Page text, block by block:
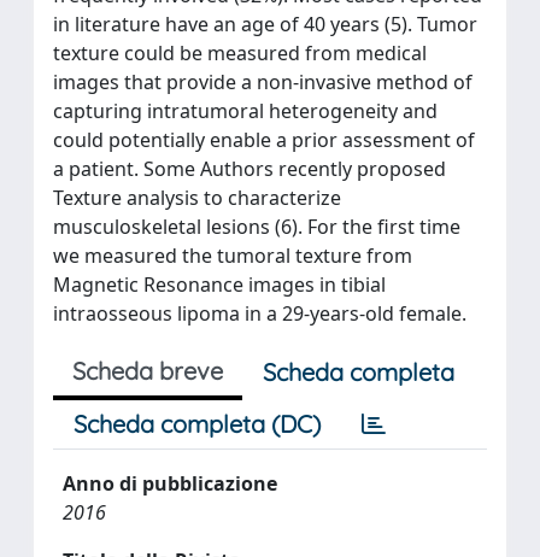
in literature have an age of 40 years (5). Tumor
texture could be measured from medical
images that provide a non-invasive method of
capturing intratumoral heterogeneity and
could potentially enable a prior assessment of
a patient. Some Authors recently proposed
Texture analysis to characterize
musculoskeletal lesions (6). For the first time
we measured the tumoral texture from
Magnetic Resonance images in tibial
intraosseous lipoma in a 29-years-old female.
Scheda breve
Scheda completa
Scheda completa (DC)
Anno di pubblicazione
2016